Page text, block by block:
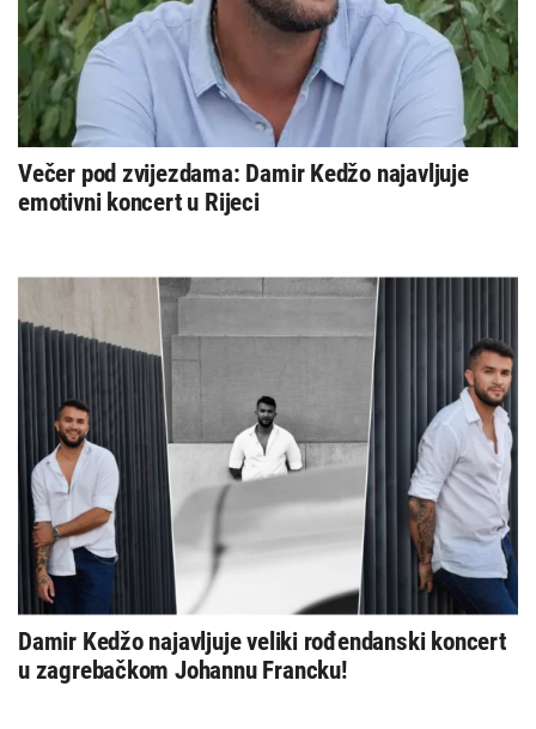
Večer pod zvijezdama: Damir Kedžo najavljuje
emotivni koncert u Rijeci
Damir Kedžo najavljuje veliki rođendanski koncert
u zagrebačkom Johannu Francku!